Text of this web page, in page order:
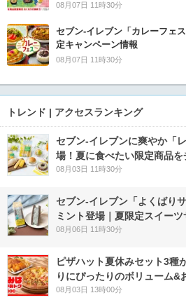
08月07日 11時30分
セブン‐イレブン「カレーフェ
定キャンペーン情報
08月07日 11時30分
トレンド | アクセスランキング
セブン‐イレブンに爽やか「
場！夏に食べたい限定商品を
08月03日 11時30分
セブン‐イレブン「よくばり
ミント登場｜夏限定スイー
08月06日 11時30分
ピザハット夏休みセット3種
りにぴったりのボリューム&
08月03日 13時00分